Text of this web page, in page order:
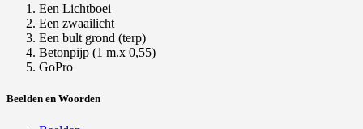
Een Lichtboei
Een zwaailicht
Een bult grond (terp)
Betonpijp (1 m.x 0,55)
GoPro
Beelden en Woorden